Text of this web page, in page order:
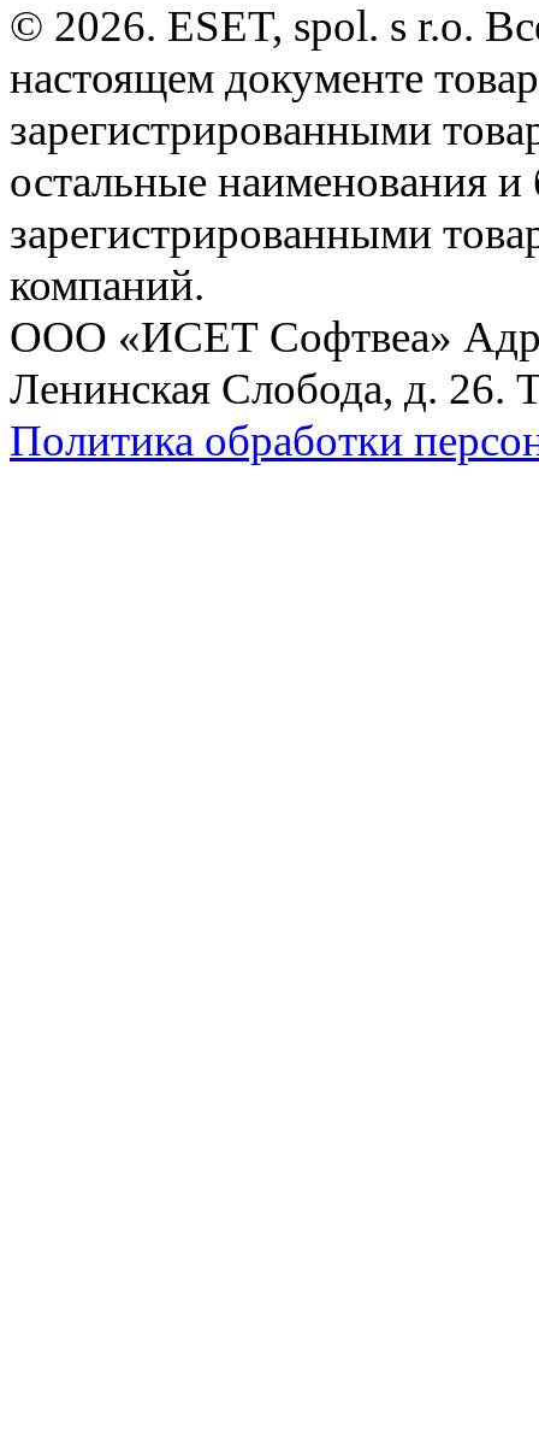
© 2026. ESET, spol. s r.o.
настоящем документе
зарегистрированными
остальные наименования
зарегистрированными
компаний.
ООО «ИСЕТ Софтвеа»
Ленинская Слобода, д. 26.
Политика обработки